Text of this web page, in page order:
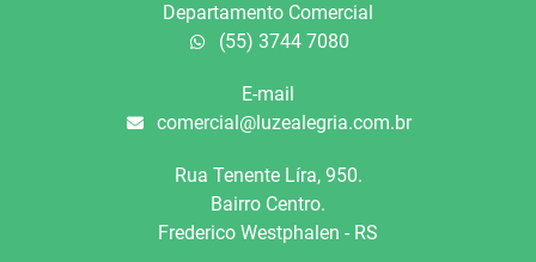
Departamento Comercial
(55) 3744 7080
E-mail
comercial@luzealegria.com.br
Rua Tenente Líra, 950.
Bairro Centro.
Frederico Westphalen - RS